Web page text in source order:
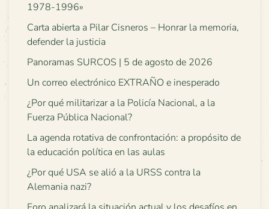
1978-1996»
Carta abierta a Pilar Cisneros – Honrar la memoria,
defender la justicia
Panoramas SURCOS | 5 de agosto de 2026
Un correo electrónico EXTRAÑO e inesperado
¿Por qué militarizar a la Policía Nacional, a la
Fuerza Pública Nacional?
La agenda rotativa de confrontación: a propósito de
la educación política en las aulas
¿Por qué USA se alió a la URSS contra la
Alemania nazi?